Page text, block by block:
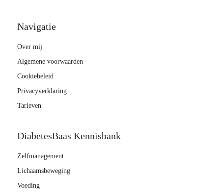
Navigatie
Over mij
Algemene voorwaarden
Cookiebeleid
Privacyverklaring
Tarieven
DiabetesBaas Kennisbank
Zelfmanagement
Lichaamsbeweging
Voeding